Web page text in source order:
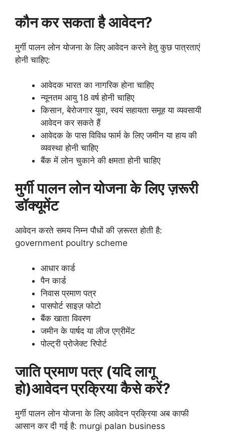
कौन कर सकता है आवेदन?
मुर्गी पालन लोन योजना के लिए आवेदन करने हेतु कुछ पात्रताएं
होनी चाहिए:
आवेदक भारत का नागरिक होना चाहिए
न्यूनतम आयु 18 वर्ष होनी चाहिए
किसान, बेरोजगार युवा, स्वयं सहायता समूह या व्यवसायी
आवेदन कर सकते हैं
आवेदक के पास विविध फार्म के लिए जमीन या हाय की
व्यवस्था होनी चाहिए
बैंक में लोन चुकाने की क्षमता होनी चाहिए
मुर्गी पालन लोन योजना के लिए ज़रूरी
डॉक्यूमेंट
आवेदन करते समय निम्न पौधों की ज़रूरत होती है:
government poultry scheme
आधार कार्ड
पैन कार्ड
निवास प्रमाण पत्र
पासपोर्ट साइज़ फोटो
बैंक खाता विवरण
जमीन के पार्षद या लीज एग्रीमेंट
पोल्ट्री प्रोजेक्ट रिपोर्ट
जाति प्रमाण पत्र (यदि लागू
हो)आवेदन प्रक्रिया कैसे करें?
मुर्गी पालन लोन योजना के लिए आवेदन प्रक्रिया अब काफी
आसान कर दी गई है: murgi palan business